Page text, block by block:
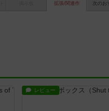
拡張/関連作 次のお
レビュー